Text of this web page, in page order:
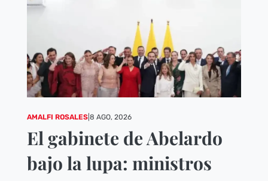
AMALFI ROSALES| 8 AGO, 2026
El gabinete de Abelardo
bajo la lupa: ministros